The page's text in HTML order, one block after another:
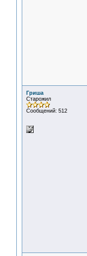
Гриша
Старожил
Сообщений: 512